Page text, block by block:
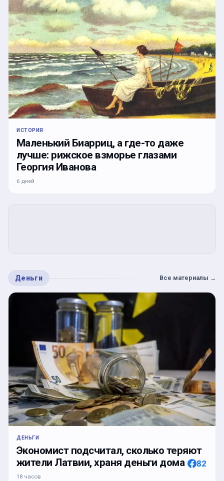
ИСТОРИЯ
Маленький Биарриц, а где-то даже
лучше: рижское взморье глазами
Георгия Иванова
6 дней
Деньги Все материалы →
ДЕНЬГИ
Экономист подсчитал, сколько теряют
жители Латвии, храня деньги дома
82
18 часов